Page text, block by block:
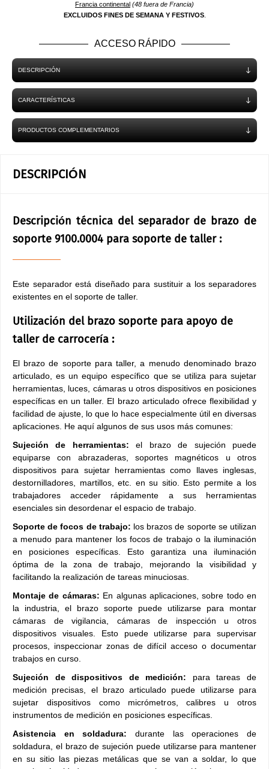
Francia continental (48 fuera de Francia)
EXCLUIDOS FINES DE SEMANA Y FESTIVOS.
ACCESO RÁPIDO
DESCRIPCIÓN
CARACTERÍSTICAS
PRODUCTOS COMPLEMENTARIOS
DESCRIPCIÓN
Descripción técnica del separador de brazo de
soporte 9100.0004 para soporte de taller :
Este separador está diseñado para sustituir a los separadores
existentes en el soporte de taller.
Utilización del brazo soporte para apoyo de
taller de carrocería :
El brazo de soporte para taller, a menudo denominado brazo
articulado, es un equipo específico que se utiliza para sujetar
herramientas, luces, cámaras u otros dispositivos en posiciones
específicas en un taller. El brazo articulado ofrece flexibilidad y
facilidad de ajuste, lo que lo hace especialmente útil en diversas
aplicaciones. He aquí algunos de sus usos más comunes:
Sujeción de herramientas: el brazo de sujeción puede
equiparse con abrazaderas, soportes magnéticos u otros
dispositivos para sujetar herramientas como llaves inglesas,
destornilladores, martillos, etc. en su sitio. Esto permite a los
trabajadores acceder rápidamente a sus herramientas
esenciales sin desordenar el espacio de trabajo.
Soporte de focos de trabajo: los brazos de soporte se utilizan
a menudo para mantener los focos de trabajo o la iluminación
en posiciones específicas. Esto garantiza una iluminación
óptima de la zona de trabajo, mejorando la visibilidad y
facilitando la realización de tareas minuciosas.
Montaje de cámaras: En algunas aplicaciones, sobre todo en
la industria, el brazo soporte puede utilizarse para montar
cámaras de vigilancia, cámaras de inspección u otros
dispositivos visuales. Esto puede utilizarse para supervisar
procesos, inspeccionar zonas de difícil acceso o documentar
trabajos en curso.
Sujeción de dispositivos de medición: para tareas de
medición precisas, el brazo articulado puede utilizarse para
sujetar dispositivos como micrómetros, calibres u otros
instrumentos de medición en posiciones específicas.
Asistencia en soldadura: durante las operaciones de
soldadura, el brazo de sujeción puede utilizarse para mantener
en su sitio las piezas metálicas que se van a soldar, lo que